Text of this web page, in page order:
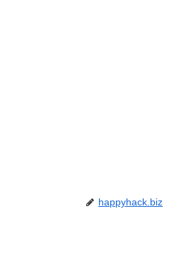
happyhack.biz